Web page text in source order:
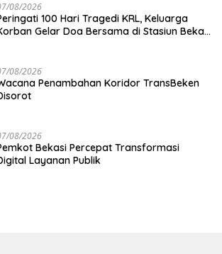
08/2026
100 Hari Tragedi KRL, Keluarga
Gelar Doa Bersama di Stasiun Bekasi
08/2026
Penambahan Koridor TransBeken
08/2026
Bekasi Percepat Transformasi
Layanan Publik